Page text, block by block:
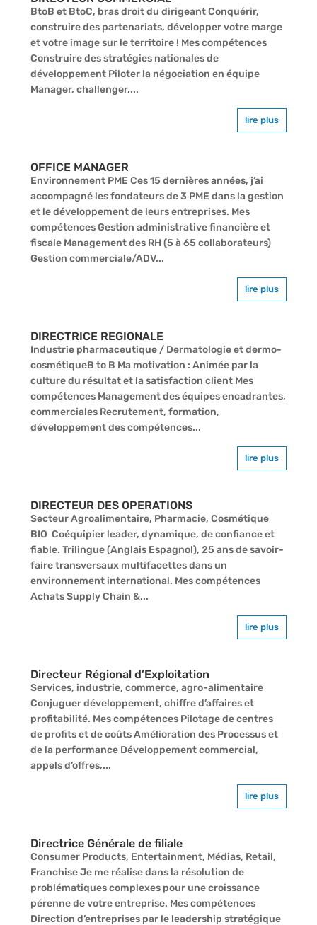
BtoB et BtoC, bras droit du dirigeant Conquérir,
construire des partenariats, développer votre marge
et votre image sur le territoire ! Mes compétences
Construire des stratégies nationales de
développement Piloter la négociation en équipe
Manager, challenger,...
lire plus
OFFICE MANAGER
Environnement PME Ces 15 dernières années, j’ai
accompagné les fondateurs de 3 PME dans la gestion
et le développement de leurs entreprises. Mes
compétences Gestion administrative financière et
fiscale Management des RH (5 à 65 collaborateurs)
Gestion commerciale/ADV...
lire plus
DIRECTRICE REGIONALE
Industrie pharmaceutique / Dermatologie et dermo-
cosmétiqueB to B Ma motivation : Animée par la
culture du résultat et la satisfaction client Mes
compétences Management des équipes encadrantes,
commerciales Recrutement, formation,
développement des compétences...
lire plus
DIRECTEUR DES OPERATIONS
Secteur Agroalimentaire, Pharmacie, Cosmétique
BIO Coéquipier leader, dynamique, de confiance et
fiable. Trilingue (Anglais Espagnol), 25 ans de savoir-
faire transversaux multifacettes dans un
environnement international. Mes compétences
Achats Supply Chain &...
lire plus
Directeur Régional d’Exploitation
Services, industrie, commerce, agro-alimentaire
Conjuguer développement, chiffre d’affaires et
profitabilité. Mes compétences Pilotage de centres
de profits et de coûts Amélioration des Processus et
de la performance Développement commercial,
appels d’offres,...
lire plus
Directrice Générale de filiale
Consumer Products, Entertainment, Médias, Retail,
Franchise Je me réalise dans la résolution de
problématiques complexes pour une croissance
pérenne de votre entreprise. Mes compétences
Direction d’entreprises par le leadership stratégique